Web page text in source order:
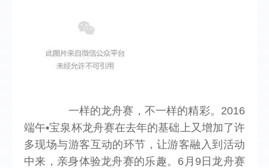
一样的龙舟赛，不一样的精彩。2016
端午•宝泉杯龙舟赛在去年的基础上又增加了许
多现场与游客互动的环节，让游客融入到活动
中来，亲身体验龙舟赛的乐趣。6月9日龙舟赛